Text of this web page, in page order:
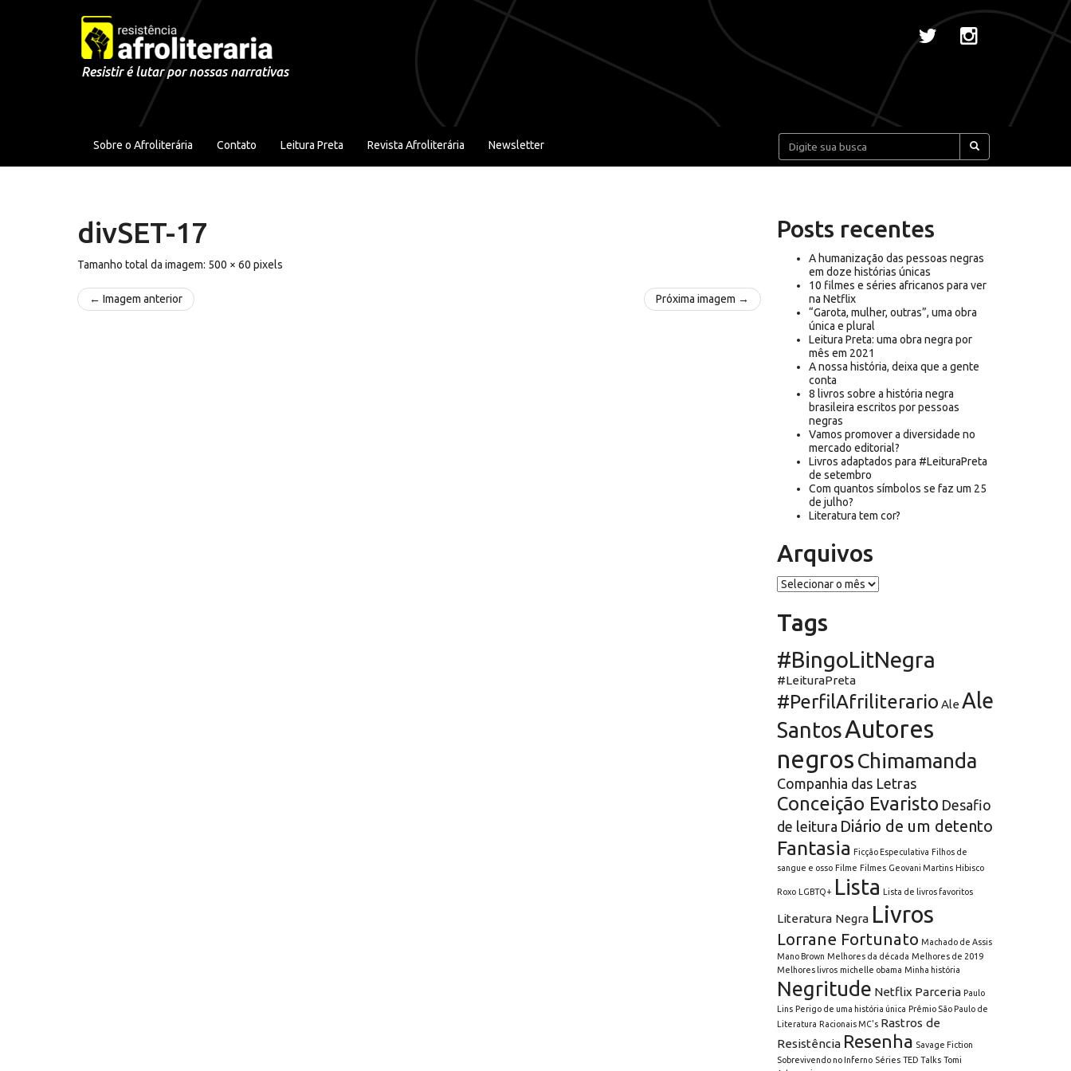
Pular para o conteúdo
Resistir é lutar por nossas narrativas
Sobre o Afroliterária Contato Leitura Preta Revista Afroliterária Newsletter Pesquisar:
divSET-17
Tamanho total da imagem: 500 × 60 pixels
← Imagem anterior Próxima imagem →
Posts recentes
A humanização das pessoas negras
em doze histórias únicas
10 filmes e séries africanos para ver
na Netflix
“Garota, mulher, outras”, uma obra
única e plural
Leitura Preta: uma obra negra por
mês em 2021
A nossa história, deixa que a gente
conta
8 livros sobre a história negra
brasileira escritos por pessoas
negras
Vamos promover a diversidade no
mercado editorial?
Livros adaptados para #LeituraPreta
de setembro
Com quantos símbolos se faz um 25
de julho?
Literatura tem cor?
Arquivos
Arquivos
Tags
#BingoLitNegra
#LeituraPreta
#PerfilAfriliterario Ale Ale
SantosAutores
negros Chimamanda
Companhia das Letras
Conceição Evaristo Desafio
de leitura Diário de um detento
Fantasia Ficção Especulativa Filhos de
sangue e osso Filme Filmes Geovani Martins Hibisco
Roxo LGBTQ+ Lista Lista de livros favoritos
Literatura Negra Livros
Lorrane Fortunato Machado de Assis
Mano Brown Melhores da década Melhores de 2019
Melhores livros michelle obama Minha história
Negritude Netflix Parceria Paulo
Lins Perigo de uma história única Prêmio São Paulo de
Literatura Racionais MC's Rastros de
Resistência Resenha Savage Fiction
Sobrevivendo no Inferno Séries TED Talks Tomi